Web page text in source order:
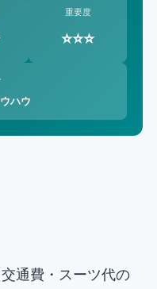
重要度
⭐⭐⭐
ハウ
通費・スーツ代の